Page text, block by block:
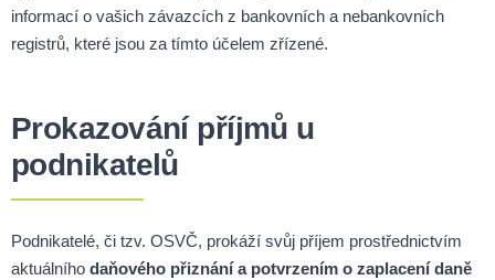
informací o vašich závazcích z bankovních a nebankovních
registrů, které jsou za tímto účelem zřízené.
Prokazování příjmů u
podnikatelů
Podnikatelé, či tzv. OSVČ, prokáží svůj příjem prostřednictvím
aktuálního daňového přiznání a potvrzením o zaplacení daně